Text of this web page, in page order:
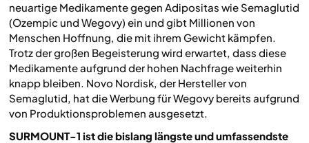
neuartige Medikamente gegen Adipositas wie Semaglutid
(Ozempic und Wegovy) ein und gibt Millionen von
Menschen Hoffnung, die mit ihrem Gewicht kämpfen.
Trotz der großen Begeisterung wird erwartet, dass diese
Medikamente aufgrund der hohen Nachfrage weiterhin
knapp bleiben. Novo Nordisk, der Hersteller von
Semaglutid, hat die Werbung für Wegovy bereits aufgrund
von Produktionsproblemen ausgesetzt.
SURMOUNT-1 ist die bislang längste und umfassendste